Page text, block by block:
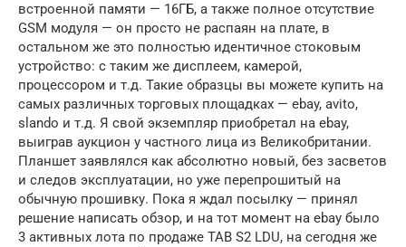
встроенной памяти — 16ГБ, а также полное отсутствие
GSM модуля — он просто не распаян на плате, в
остальном же это полностью идентичное стоковым
устройство: с таким же дисплеем, камерой,
процессором и т.д. Такие образцы вы можете купить на
самых различных торговых площадках — ebay, avito,
slando и т.д. Я свой экземпляр приобретал на ebay,
выиграв аукцион у частного лица из Великобритании.
Планшет заявлялся как абсолютно новый, без засветов
и следов эксплуатации, но уже перепрошитый на
обычную прошивку. Пока я ждал посылку — принял
решение написать обзор, и на тот момент на ebay было
3 активных лота по продаже TAB S2 LDU, на сегодня же